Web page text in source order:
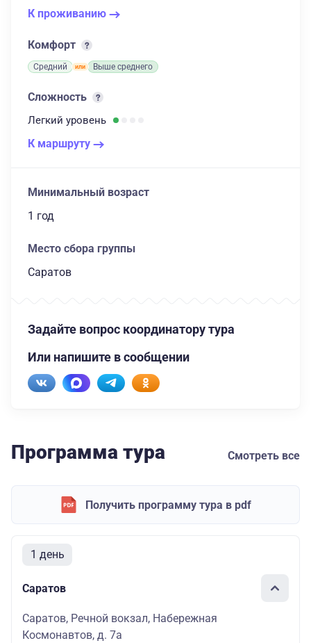
К проживанию
Комфорт
Средний Выше среднего
Сложность
Легкий уровень
К маршруту
Минимальный возраст
1 год
Место сбора группы
Саратов
Задайте вопрос координатору тура
Или напишите в сообщении
Программа тура Смотреть все
Получить программу тура в pdf
1 день
Саратов
Саратов, Речной вокзал, Набережная
Космонавтов, д. 7а